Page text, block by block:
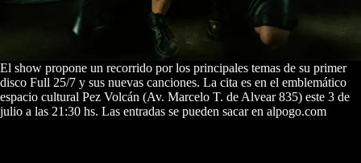
El show propone un recorrido por los principales temas de su primer
disco Full 25/7 y sus nuevas canciones. La cita es en el emblemático
espacio cultural Pez Volcán (Av. Marcelo T. de Alvear 835) este 3 de
julio a las 21:30 hs. Las entradas se pueden sacar en alpogo.com